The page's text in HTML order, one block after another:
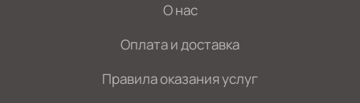
О нас
Оплата и доставка
Правила оказания услуг